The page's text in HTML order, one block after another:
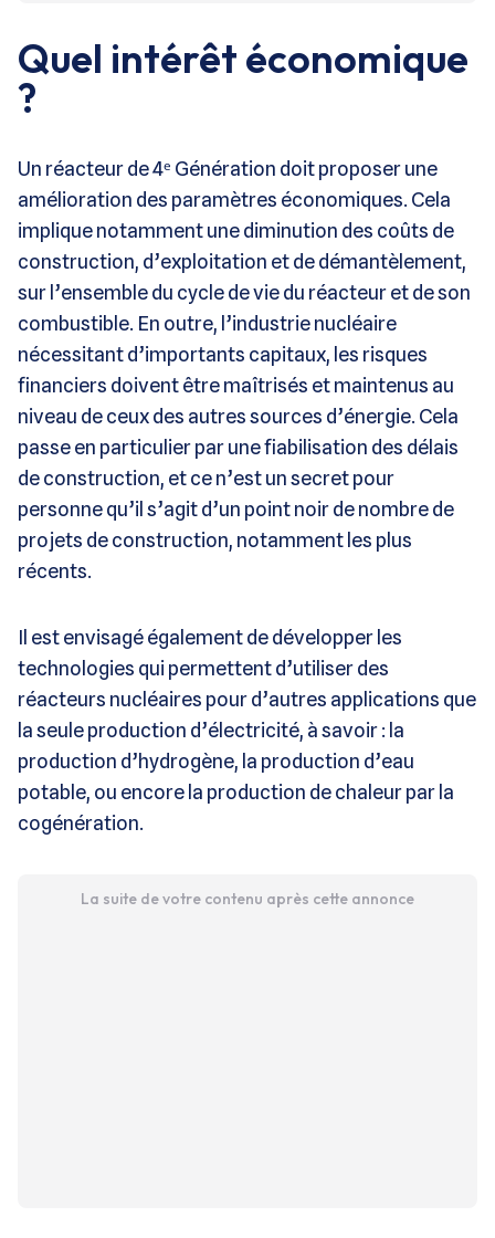
Quel intérêt économique
?
Un réacteur de 4ᵉ Génération doit proposer une
amélioration des paramètres économiques. Cela
implique notamment une diminution des coûts de
construction, d’exploitation et de démantèlement,
sur l’ensemble du cycle de vie du réacteur et de son
combustible. En outre, l’industrie nucléaire
nécessitant d’importants capitaux, les risques
financiers doivent être maîtrisés et maintenus au
niveau de ceux des autres sources d’énergie. Cela
passe en particulier par une fiabilisation des délais
de construction, et ce n’est un secret pour
personne qu’il s’agit d’un point noir de nombre de
projets de construction, notamment les plus
récents.
Il est envisagé également de développer les
technologies qui permettent d’utiliser des
réacteurs nucléaires pour d’autres applications que
la seule production d’électricité, à savoir : la
production d’hydrogène, la production d’eau
potable, ou encore la production de chaleur par la
cogénération.
La suite de votre contenu après cette annonce